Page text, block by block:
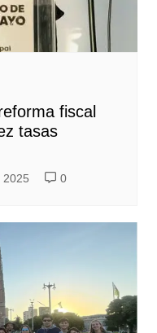
fiscal
tasas
2025 0